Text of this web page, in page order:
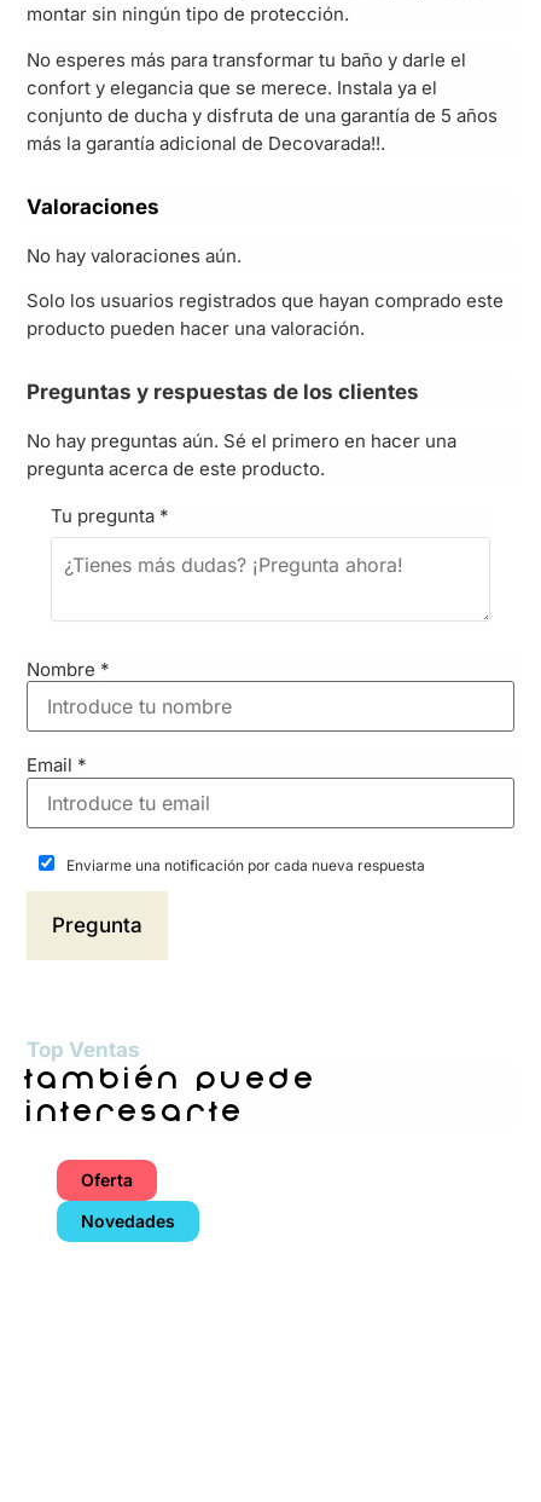
montar sin ningún tipo de protección.
No esperes más para transformar tu baño y darle el
confort y elegancia que se merece. Instala ya el
conjunto de ducha y disfruta de una garantía de 5 años
más la garantía adicional de Decovarada!!.
Valoraciones
No hay valoraciones aún.
Solo los usuarios registrados que hayan comprado este
producto pueden hacer una valoración.
Preguntas y respuestas de los clientes
No hay preguntas aún. Sé el primero en hacer una
pregunta acerca de este producto.
Tu pregunta *
Nombre *
Email *
Enviarme una notificación por cada nueva respuesta
Top Ventas
también puede
interesarte
Oferta
Novedades